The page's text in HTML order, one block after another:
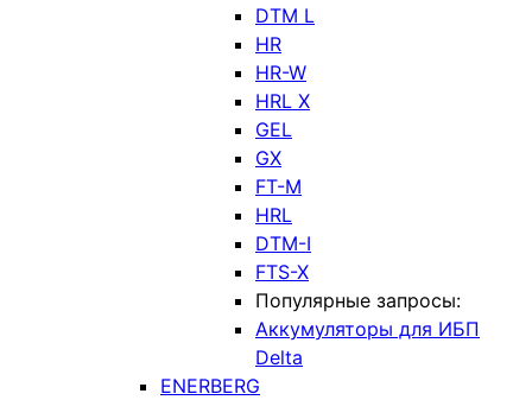
DTM L
HR
HR-W
HRL X
GEL
GX
FT-M
HRL
DTM-I
FTS-X
Популярные запросы:
Аккумуляторы для ИБП
Delta
ENERBERG